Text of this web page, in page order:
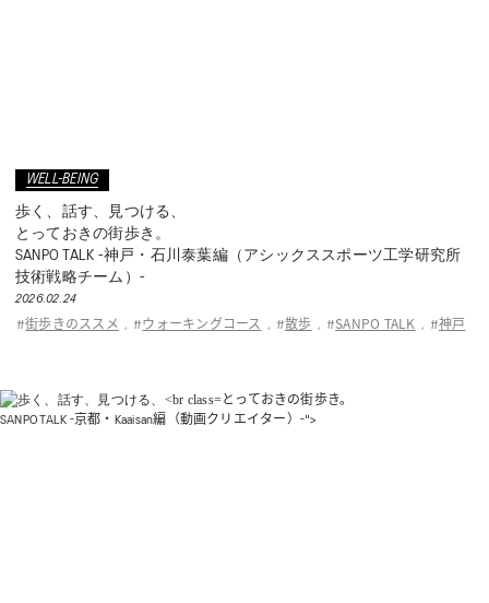
WELL-BEING
歩く、話す、見つける、
とっておきの街歩き。
SANPO TALK -神戸・石川泰葉編（アシックススポーツ工学研究所
技術戦略チーム）-
2026.02.24
#街歩きのススメ , # ウォーキングコース , #散歩 , # SANPO TALK , #神戸
とっておきの街歩き。
SANPO TALK -京都・Kaaisan編（動画クリエイター）-">